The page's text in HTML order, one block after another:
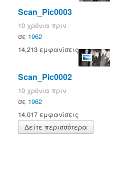
Scan_Pic0003
10 χρόνια πριν
σε 1962
14,213 εμφανίσεις
Scan_Pic0002
10 χρόνια πριν
σε 1962
14,017 εμφανίσεις
Δείτε περισσότερα